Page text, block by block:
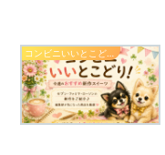
コンビニいいとこどり！